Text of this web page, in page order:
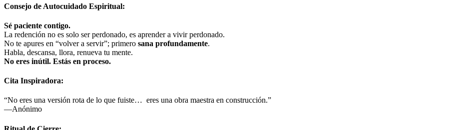
Consejo de Autocuidado Espiritual:
Sé paciente contigo.
La redención no es solo ser perdonado, es aprender a vivir perdonado.
No te apures en “volver a servir”; primero sana profundamente.
Habla, descansa, llora, renueva tu mente.
No eres inútil. Estás en proceso.
Cita Inspiradora:
“No eres una versión rota de lo que fuiste… eres una obra maestra en construcción.”
—Anónimo